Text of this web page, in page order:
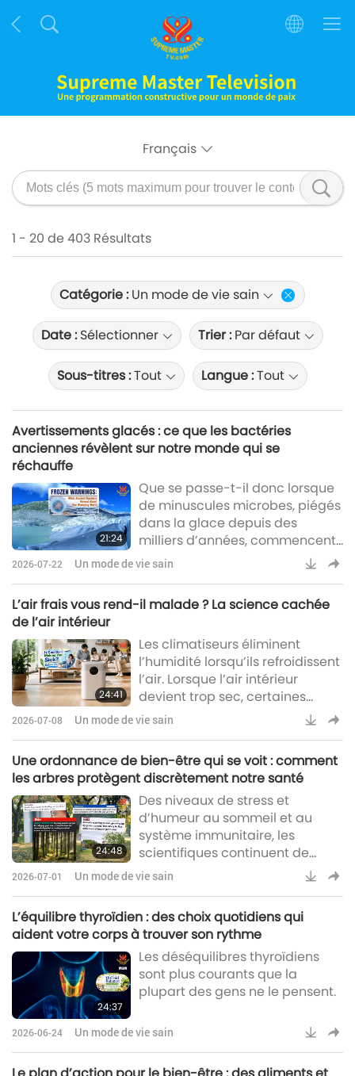
Français
1 - 20 de 403 Résultats
Catégorie :Un mode de vie sain
Date :Sélectionner Trier :Par défaut
Sous-titres :Tout Langue :Tout
Avertissements glacés : ce que les bactéries
anciennes révèlent sur notre monde qui se
réchauffe
21:24
Que se passe-t-il donc lorsque
de minuscules microbes, piégés
dans la glace depuis des
milliers d’années, commencent
à réapparaître ?
2026-07-22 Un mode de vie sain
L’air frais vous rend-il malade ? La science cachée
de l’air intérieur
24:41
Les climatiseurs éliminent
l’humidité lorsqu’ils refroidissent
l’air. Lorsque l’air intérieur
devient trop sec, certaines
personnes peuvent souffrir de
sécheresse oculaire ou cutanée,
bouché, de toux ou de difficultés
respiratoires.
2026-07-08 Un mode de vie sain
Une ordonnance de bien-être qui se voit : comment
les arbres protègent discrètement notre santé
24:48
Des niveaux de stress et
d’humeur au sommeil et au
système immunitaire, les
scientifiques continuent de
mettre en lumière la manière
contribuer à la santé humaine.
Pour beaucoup, l’expérience est
non seulement apaisante, mais
aussi profondément
régénératrice, offrant une brève
constantes de la vie moderne.
2026-07-01 Un mode de vie sain
L’équilibre thyroïdien : des choix quotidiens qui
aident votre corps à trouver son rythme
24:37
Les déséquilibres thyroïdiens
sont plus courants que la
plupart des gens ne le pensent.
2026-06-24 Un mode de vie sain